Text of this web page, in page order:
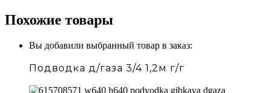
Похожие товары
Вы добавили выбранный товар в заказ:
Подводка д/газа 3/4 1,2м г/г